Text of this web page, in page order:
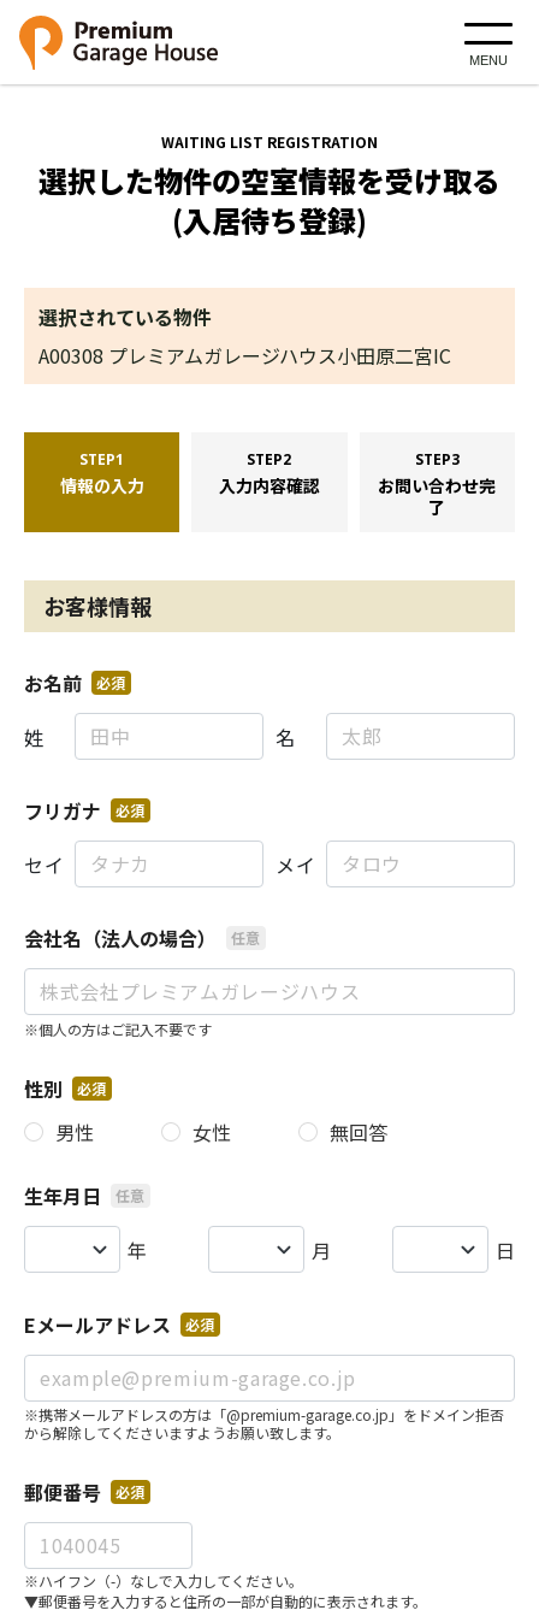
MENU
WAITING LIST REGISTRATION
選択した物件の空室情報を受け取る
(入居待ち登録)
選択されている物件
A00308 プレミアムガレージハウス小田原二宮IC
STEP1
情報の入力
STEP2
入力内容確認
STEP3
お問い合わせ完
了
お客様情報
必須
お名前
姓
名
必須
フリガナ
セイ
メイ
任意
会社名（法人の場合）
※個人の方はご記入不要です
必須
性別
男性
女性 無回答
任意
生年月日
年
月 日
必須
Eメールアドレス
※携帯メールアドレスの方は「@premium-garage.co.jp」をドメイン拒否
から解除してくださいますようお願い致します。
必須
郵便番号
※ハイフン（-）なしで入力してください。
▼郵便番号を入力すると住所の一部が自動的に表示されます。